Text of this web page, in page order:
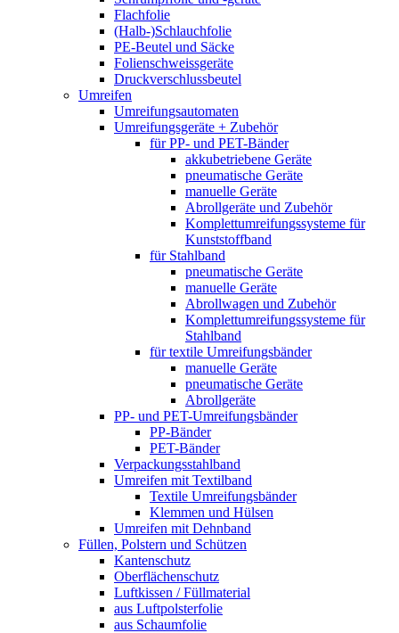
Flachfolie
(Halb-)Schlauchfolie
PE-Beutel und Säcke
Folienschweissgeräte
Druckverschlussbeutel
Umreifen
Umreifungsautomaten
Umreifungsgeräte + Zubehör
für PP- und PET-Bänder
akkubetriebene Geräte
pneumatische Geräte
manuelle Geräte
Abrollgeräte und Zubehör
Komplettumreifungssysteme für
Kunststoffband
für Stahlband
pneumatische Geräte
manuelle Geräte
Abrollwagen und Zubehör
Komplettumreifungssysteme für
Stahlband
für textile Umreifungsbänder
manuelle Geräte
pneumatische Geräte
Abrollgeräte
PP- und PET-Umreifungsbänder
PP-Bänder
PET-Bänder
Verpackungsstahlband
Umreifen mit Textilband
Textile Umreifungsbänder
Klemmen und Hülsen
Umreifen mit Dehnband
Füllen, Polstern und Schützen
Kantenschutz
Oberflächenschutz
Luftkissen / Füllmaterial
aus Luftpolsterfolie
aus Schaumfolie